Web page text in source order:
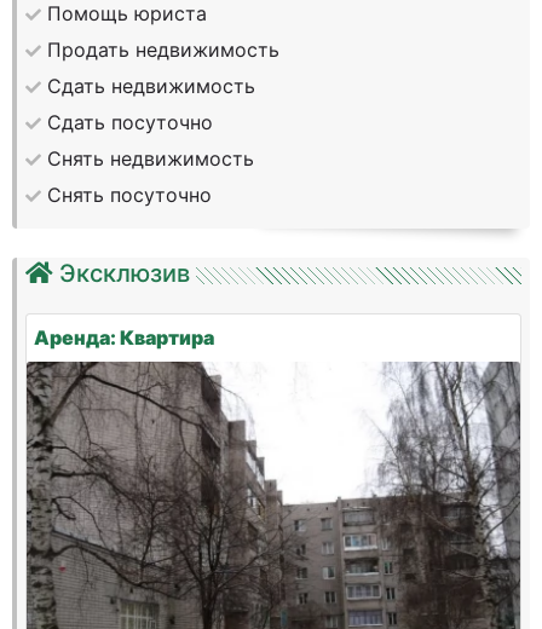
Помощь юриста
Продать недвижимость
Сдать недвижимость
Сдать посуточно
Снять недвижимость
Снять посуточно
Эксклюзив
Аренда: Квартира